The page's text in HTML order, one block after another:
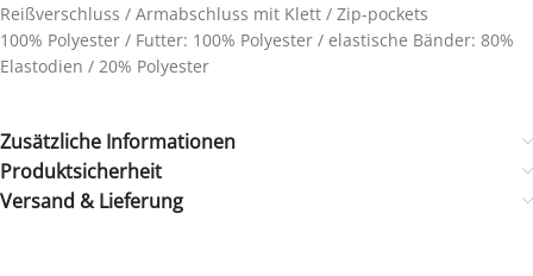
Reißverschluss / Armabschluss mit Klett / Zip-pockets
100% Polyester / Futter: 100% Polyester / elastische Bänder: 80%
Elastodien / 20% Polyester
Zusätzliche Informationen
Produktsicherheit
Versand & Lieferung